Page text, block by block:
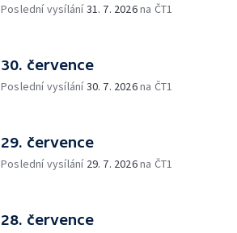
Poslední vysílání31. 7. 2026na ČT1
30. července
Poslední vysílání30. 7. 2026na ČT1
29. července
Poslední vysílání 29. 7. 2026na ČT1
28. července